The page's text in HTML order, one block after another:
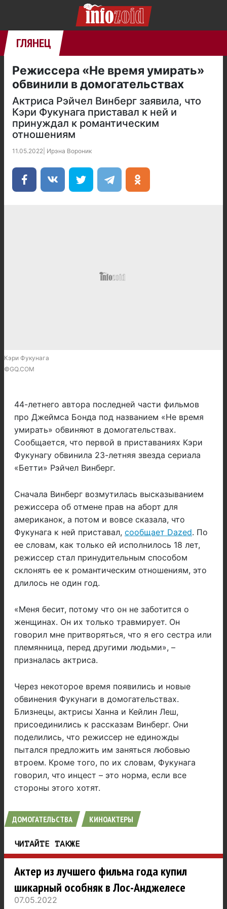
ГЛЯНЕЦ
Режиссера «Не время умирать»
обвинили в домогательствах
Актриса Рэйчел Винберг заявила, что
Кэри Фукунага приставал к ней и
принуждал к романтическим
отношениям
11.05.2022 Ирэна Вороник
Кэри Фукунага
©GQ.COM
44-летнего автора последней части фильмов
про Джеймса Бонда под названием «Не время
умирать» обвиняют в домогательствах.
Сообщается, что первой в приставаниях Кэри
Фукунагу обвинила 23-летняя звезда сериала
«Бетти» Рэйчел Винберг.
Сначала Винберг возмутилась высказыванием
режиссера об отмене прав на аборт для
американок, а потом и вовсе сказала, что
Фукунага к ней приставал, сообщает Dazed. По
ее словам, как только ей исполнилось 18 лет,
режиссер стал принудительным способом
склонять ее к романтическим отношениям, это
длилось не один год.
«Меня бесит, потому что он не заботится о
женщинах. Он их только травмирует. Он
говорил мне притворяться, что я его сестра или
племянница, перед другими людьми», –
призналась актриса.
Через некоторое время появились и новые
обвинения Фукунаги в домогательствах.
Близнецы, актрисы Ханна и Кейлин Леш,
присоединились к рассказам Винберг. Они
поделились, что режиссер не единожды
пытался предложить им заняться любовью
втроем. Кроме того, по их словам, Фукунага
говорил, что инцест – это норма, если все
стороны этого хотят.
ДОМОГАТЕЛЬСТВА КИНОАКТЕРЫ
ЧИТАЙТЕ ТАКЖЕ
Актер из лучшего фильма года купил
шикарный особняк в Лос-Анджелесе
07.05.2022